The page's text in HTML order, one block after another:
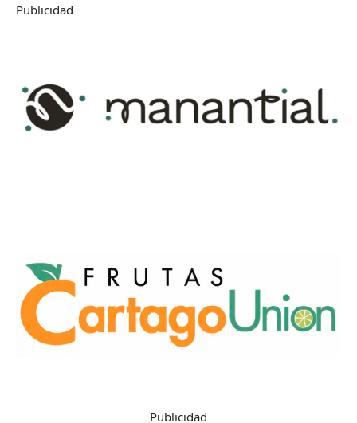
Publicidad
Publicidad